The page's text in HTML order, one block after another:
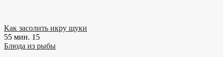
Как засолить икру щуки
55 мин. 15
Блюда из рыбы